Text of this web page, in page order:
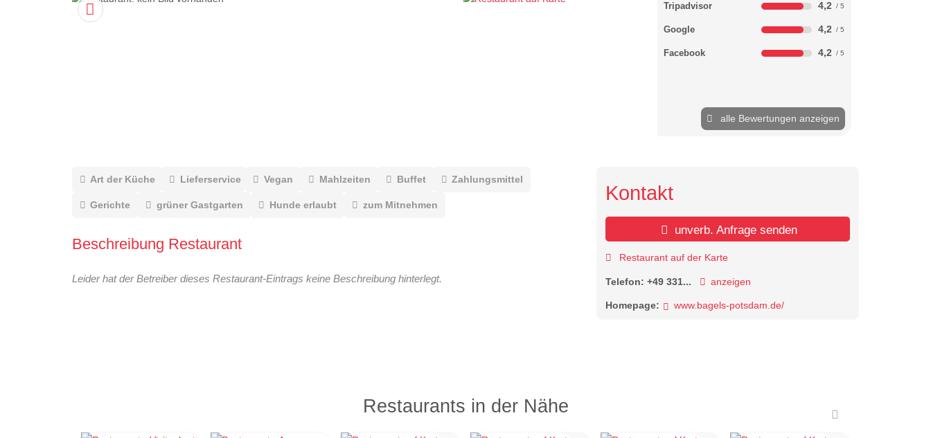
Tripadvisor 4,2
Google 4,2
Facebook 4,2
alle Bewertungen anzeigen
Art der Küche Lieferservice Vegan Mahlzeiten Buffet Zahlungsmittel
Gerichte grüner Gastgarten Hunde erlaubt zum Mitnehmen
Beschreibung Restaurant
Leider hat der Betreiber dieses Restaurant-Eintrags keine Beschreibung hinterlegt.
Kontakt
unverb. Anfrage senden
Restaurant auf der Karte
Telefon:+49 331... anzeigen
Homepage: www.bagels-potsdam.de/
Restaurants in der Nähe